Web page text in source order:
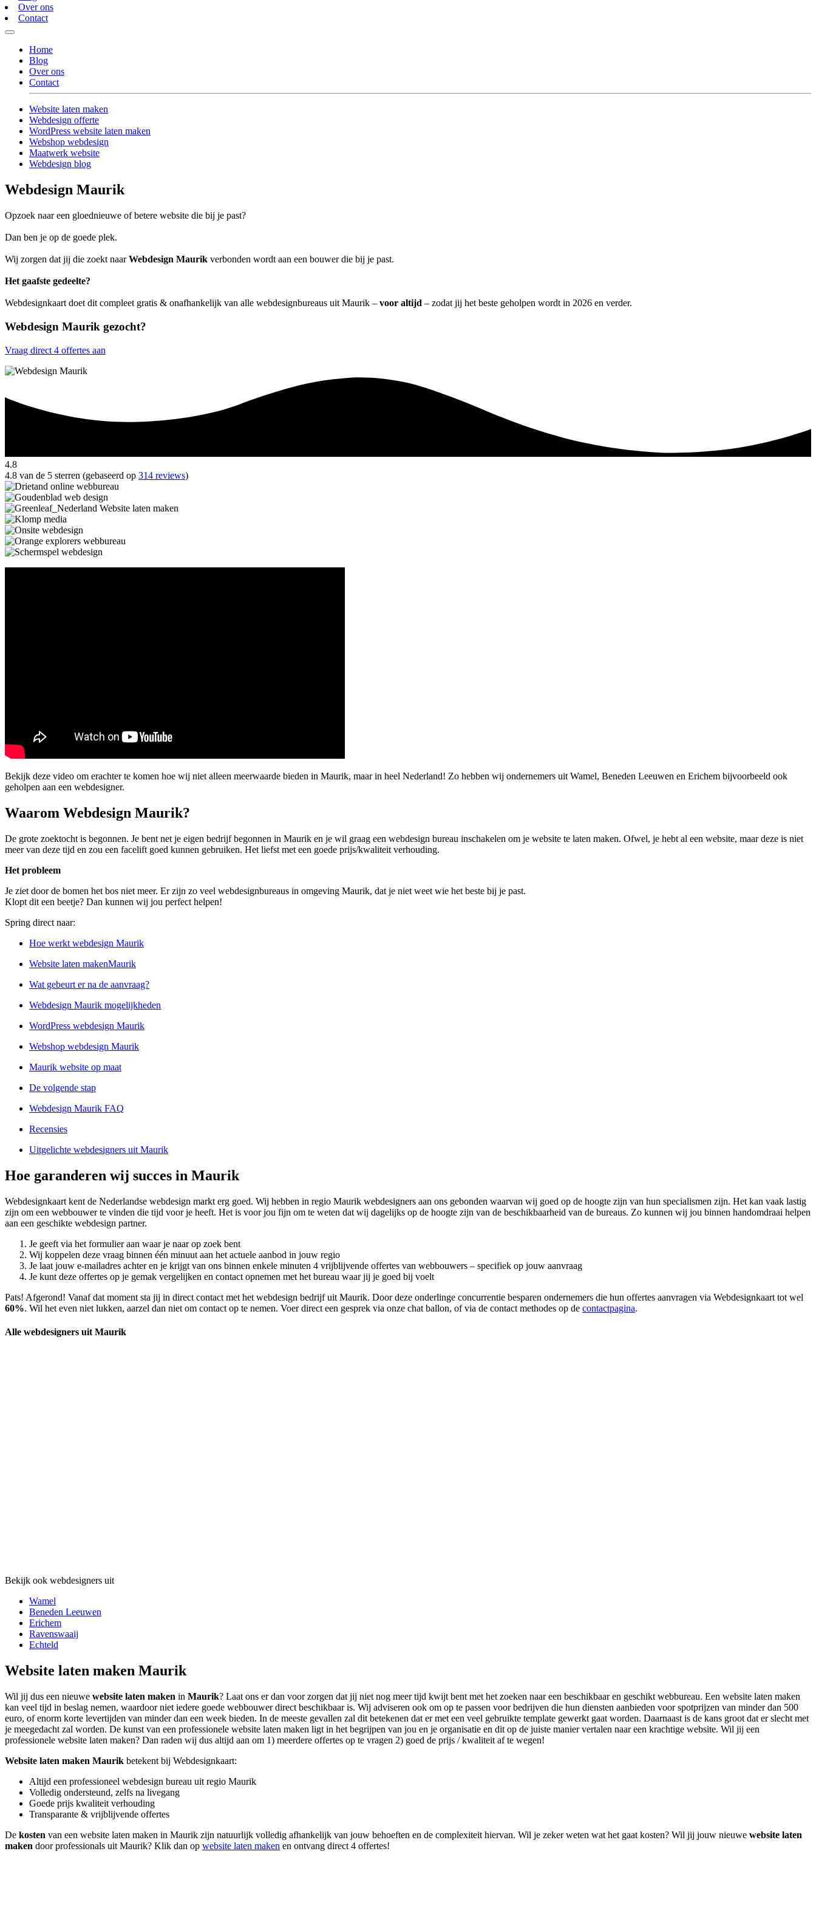
Over ons
Contact
Home
Blog
Over ons
Contact
Website laten maken
Webdesign offerte
WordPress website laten maken
Webshop webdesign
Maatwerk website
Webdesign blog
Webdesign Maurik
Opzoek naar een gloednieuwe of betere website die bij je past?
Dan ben je op de goede plek.
Wij zorgen dat jij die zoekt naarWebdesign Maurik verbonden wordt aan een bouwer die bij je past.
Het gaafste gedeelte?
Webdesignkaart doet dit compleet gratis & onafhankelijk van alle webdesignbureaus uit Maurik – voor altijd – zodat jij het beste geholpen wordt in 2026 en verder.
Webdesign Maurik gezocht?
Vraag direct 4 offertes aan
4.8
4.8 van de 5 sterren (gebaseerd op 314 reviews)
Bekijk deze video om erachter te komen hoe wij niet alleen meerwaarde bieden in Maurik, maar in heel Nederland! Zo hebben wij ondernemers uit Wamel, Beneden Leeuwen en Erichem bijvoorbeeld ook
geholpen aan een webdesigner.
Waarom Webdesign Maurik?
De grote zoektocht is begonnen. Je bent net je eigen bedrijf begonnen in Maurik en je wil graag een webdesign bureau inschakelen om je website te laten maken. Ofwel, je hebt al een website, maar deze is niet
meer van deze tijd en zou een facelift goed kunnen gebruiken. Het liefst met een goede prijs/kwaliteit verhouding.
Het probleem
Je ziet door de bomen het bos niet meer. Er zijn zo veel webdesignbureaus in omgeving Maurik, dat je niet weet wie het beste bij je past.
Klopt dit een beetje? Dan kunnen wij jou perfect helpen!
Spring direct naar:
Hoe werkt webdesign Maurik
Website laten makenMaurik
Wat gebeurt er na de aanvraag?
Webdesign Maurik mogelijkheden
WordPress webdesign Maurik
Webshop webdesign Maurik
Maurik website op maat
De volgende stap
Webdesign Maurik FAQ
Recensies
Uitgelichte webdesigners uit Maurik
Hoe garanderen wij succes in Maurik
Webdesignkaart kent de Nederlandse webdesign markt erg goed. Wij hebben in regio Maurik webdesigners aan ons gebonden waarvan wij goed op de hoogte zijn van hun specialismen zijn. Het kan vaak lastig
zijn om een webbouwer te vinden die tijd voor je heeft. Het is voor jou fijn om te weten dat wij dagelijks op de hoogte zijn van de beschikbaarheid van de bureaus. Zo kunnen wij jou binnen handomdraai helpen
aan een geschikte webdesign partner.
Je geeft via het formulier aan waar je naar op zoek bent
Wij koppelen deze vraag binnen één minuut aan het actuele aanbod in jouw regio
Je laat jouw e-mailadres achter en je krijgt van ons binnen enkele minuten 4 vrijblijvende offertes van webbouwers – specifiek op jouw aanvraag
Je kunt deze offertes op je gemak vergelijken en contact opnemen met het bureau waar jij je goed bij voelt
Pats! Afgerond! Vanaf dat moment sta jij in direct contact met het webdesign bedrijf uit Maurik. Door deze onderlinge concurrentie besparen ondernemers die hun offertes aanvragen via Webdesignkaart tot wel
60%. Wil het even niet lukken, aarzel dan niet om contact op te nemen. Voer direct een gesprek via onze chat ballon, of via de contact methodes op de contactpagina.
Alle webdesigners uit Maurik
Bekijk ook webdesigners uit
Wamel
Beneden Leeuwen
Erichem
Ravenswaaij
Echteld
Website laten maken Maurik
Wil jij dus een nieuwe website laten maken in Maurik? Laat ons er dan voor zorgen dat jij niet nog meer tijd kwijt bent met het zoeken naar een beschikbaar en geschikt webbureau. Een website laten maken
kan veel tijd in beslag nemen, waardoor niet iedere goede webbouwer direct beschikbaar is. Wij adviseren ook om op te passen voor bedrijven die hun diensten aanbieden voor spotprijzen van minder dan 500
euro, of enorm korte levertijden van minder dan een week bieden. In de meeste gevallen zal dit betekenen dat er met een veel gebruikte template gewerkt gaat worden. Daarnaast is de kans groot dat er slecht met
je meegedacht zal worden. De kunst van een professionele website laten maken ligt in het begrijpen van jou en je organisatie en dit op de juiste manier vertalen naar een krachtige website. Wil jij een
professionele website laten maken? Dan raden wij dus altijd aan om 1) meerdere offertes op te vragen 2) goed de prijs / kwaliteit af te wegen!
Website laten maken Maurik betekent bij Webdesignkaart:
Altijd een professioneel webdesign bureau uit regio Maurik
Volledig ondersteund, zelfs na livegang
Goede prijs kwaliteit verhouding
Transparante & vrijblijvende offertes
De kosten van een website laten maken in Maurik zijn natuurlijk volledig afhankelijk van jouw behoeften en de complexiteit hiervan. Wil je zeker weten wat het gaat kosten? Wil jij jouw nieuwe website laten
maken door professionals uit Maurik? Klik dan op website laten maken en ontvang direct 4 offertes!